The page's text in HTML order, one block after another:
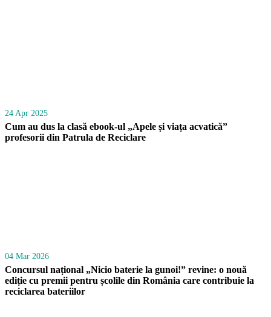
24 Apr 2025
Cum au dus la clasă ebook-ul „Apele și viața acvatică”
profesorii din Patrula de Reciclare
04 Mar 2026
Concursul național „Nicio baterie la gunoi!” revine: o nouă
ediție cu premii pentru școlile din România care contribuie la
reciclarea bateriilor